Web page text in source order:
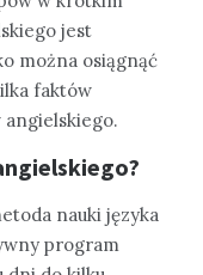
jest
można osiągnąć
faktów
nauki języka
program